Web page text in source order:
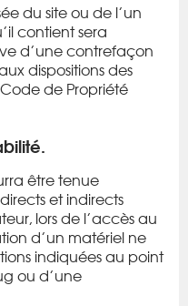
du site ou de l’un
contient sera
d’une contrefaçon
dispositions des
de Propriété
être tenue
et indirects
lors de l’accès au
d’un matériel ne
indiquées au point
ou d’une